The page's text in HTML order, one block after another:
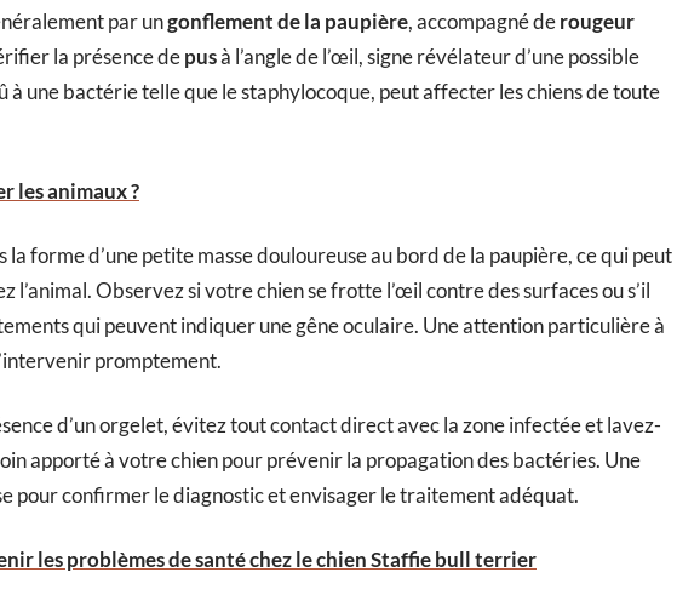
par ungonflement de la paupière, accompagné derougeur
la présence depusà l’angle de l’œil, signe révélateur d’une possible
à une bactérie telle que le staphylocoque, peut affecter les chiens de toute
les animaux ?
la forme d’une petite masse douloureuse au bord de la paupière, ce qui peut
l’animal. Observez si votre chien se frotte l’œil contre des surfaces ou s’il
qui peuvent indiquer une gêne oculaire. Une attention particulière à
promptement.
d’un orgelet, évitez tout contact direct avec la zone infectée et lavez-
apporté à votre chien pour prévenir la propagation des bactéries. Une
pour confirmer le diagnostic et envisager le traitement adéquat.
les problèmes de santé chez le chien Staffie bull terrier